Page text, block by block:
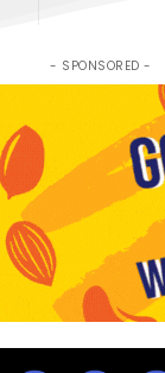
- SPONSORED -